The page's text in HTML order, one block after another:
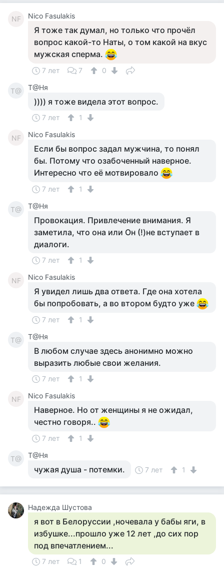
NF Nico Fasulakis
Я тоже так думал, но только что прочёл
вопрос какой-то Наты, о том какой на вкус
мужская сперма.
7 лет 7 0
Т@ Т@Ня
)))) я тоже видела этот вопрос.
7 лет 1
NF Nico Fasulakis
Если бы вопрос задал мужчина, то понял
бы. Потому что озабоченный наверное.
Интересно что её мотвировало
7 лет 1
Т@ Т@Ня
Провокация. Привлечение внимания. Я
заметила, что она или Он (!)не вступает в
диалоги.
7 лет 1
NF Nico Fasulakis
Я увидел лишь два ответа. Где она хотела
бы попробовать, а во втором будто уже
7 лет 1
Т@ Т@Ня
В любом случае здесь анонимно можно
выразить любые свои желания.
7 лет 1
NF Nico Fasulakis
Наверное. Но от женщины я не ожидал,
честно говоря..
7 лет 1
Т@ Т@Ня
чужая душа - потемки. 7 лет 1
Надежда Шустова
я вот в Белоруссии ,ночевала у бабы яги, в
избушке...прошло уже 12 лет ,до сих пор
под впечатлением...
7 лет 1 0